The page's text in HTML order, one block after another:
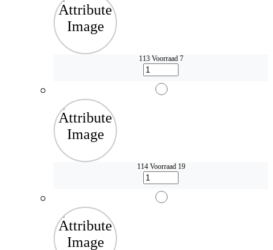
113 Voorraad 7
114 Voorraad 19